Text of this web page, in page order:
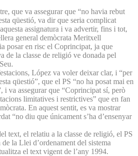
que va assegurar que “no havia rebut
qüestió, va dir que seria complicat
assignatura i va advertir, fins i tot,
general demòcrata Meritxell
posar en risc el Coprincipat, ja que
de la classe de religió ve donada pel
López va voler deixar clar, i “per
qüestió”, que el PS “no ha posat mai en
i va assegurar que “Coprincipat sí, però
limitatives i restrictives” que en fan
En aquest sentit, es va mostrar
“no diu que únicament s’ha d’ensenyar
text, el relatiu a la classe de religió, el PS
la Llei d’ordenament del sistema
el text vigent de l’any 1994.